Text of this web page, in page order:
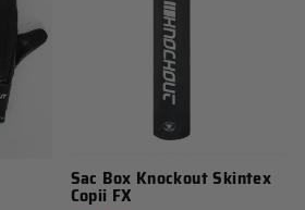
Sac Box Knockout Skintex
Copii FX